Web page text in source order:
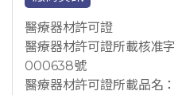
醫療器材許可證
醫療器材許可證所載核准
000638號
醫療器材許可證所載品名